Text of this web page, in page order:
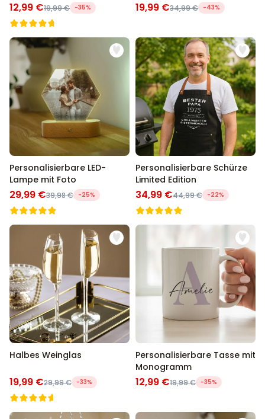
12,99 €19,99 € -35% 19,99 €34,99 € -43%
Personalisierbare LED-
Lampe mit Foto
29,99 €39,98 € -25%
Personalisierbare Schürze
Limited Edition
34,99 €44,99 € -22%
Halbes Weinglas
19,99 €29,99 € -33%
Personalisierbare Tasse mit
Monogramm
12,99 €19,99 € -35%